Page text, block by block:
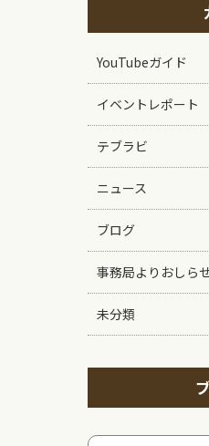
YouTubeガイド
イベントレポート
テブラビ
ニュース
ブログ
事務局よりおしら
未分類